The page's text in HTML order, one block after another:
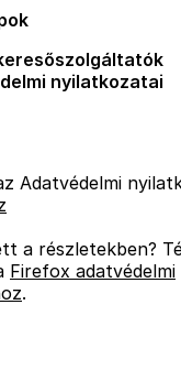
nyilatkozatai
Adatvédelmi
a részletekben?
Firefox adatvédelmi
.